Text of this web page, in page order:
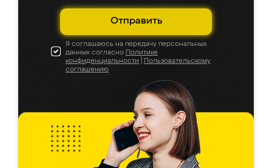
Отправить
Я соглашаюсь на передачу персональных
данных согласно Политике
конфиденциальности
Пользовательскому
соглашению